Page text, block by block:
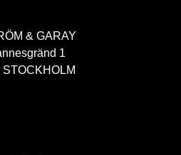
& GARAY
1
STOCKHOLM